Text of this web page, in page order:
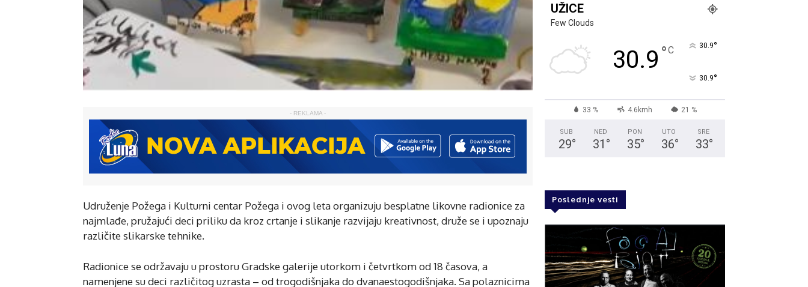
- REKLAMA -
Udruženje Požega i Kulturni centar Požega i ovog leta organizuju besplatne likovne radionice za
najmlađe, pružajući deci priliku da kroz crtanje i slikanje razvijaju kreativnost, druže se i upoznaju
različite slikarske tehnike.
Radionice se održavaju u prostoru Gradske galerije utorkom i četvrtkom od 18 časova, a
namenjene su deci različitog uzrasta – od trogodišnjaka do dvanaestogodišnjaka. Sa polaznicima
UŽICE
Few Clouds
30.9 °C 30.9°
30.9°
33 % 4.6kmh 21 %
SUB
29°
NED
31 °
PON
35°
UTO
36°
SRE
33°
Poslednje vesti